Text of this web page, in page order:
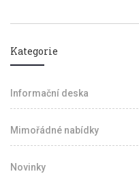
Kategorie
Informační deska
Mimořádné nabídky
Novinky